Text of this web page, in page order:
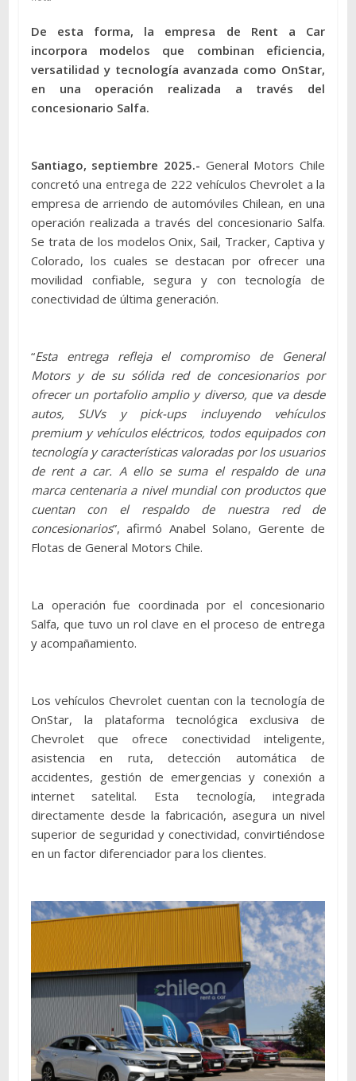
De esta forma, la empresa de Rent a Car
incorpora modelos que combinan eficiencia,
versatilidad y tecnología avanzada como OnStar,
en una operación realizada a través del
concesionario Salfa.
Santiago, septiembre 2025.- General Motors Chile
concretó una entrega de 222 vehículos Chevrolet a la
empresa de arriendo de automóviles Chilean, en una
operación realizada a través del concesionario Salfa.
Se trata de los modelos Onix, Sail, Tracker, Captiva y
Colorado, los cuales se destacan por ofrecer una
movilidad confiable, segura y con tecnología de
conectividad de última generación.
“Esta entrega refleja el compromiso de General
Motors y de su sólida red de concesionarios por
ofrecer un portafolio amplio y diverso, que va desde
autos, SUVs y pick-ups incluyendo vehículos
premium y vehículos eléctricos, todos equipados con
tecnología y características valoradas por los usuarios
de rent a car. A ello se suma el respaldo de una
marca centenaria a nivel mundial con productos que
cuentan con el respaldo de nuestra red de
concesionarios”, afirmó Anabel Solano, Gerente de
Flotas de General Motors Chile.
La operación fue coordinada por el concesionario
Salfa, que tuvo un rol clave en el proceso de entrega
y acompañamiento.
Los vehículos Chevrolet cuentan con la tecnología de
OnStar, la plataforma tecnológica exclusiva de
Chevrolet que ofrece conectividad inteligente,
asistencia en ruta, detección automática de
accidentes, gestión de emergencias y conexión a
internet satelital. Esta tecnología, integrada
directamente desde la fabricación, asegura un nivel
superior de seguridad y conectividad, convirtiéndose
en un factor diferenciador para los clientes.